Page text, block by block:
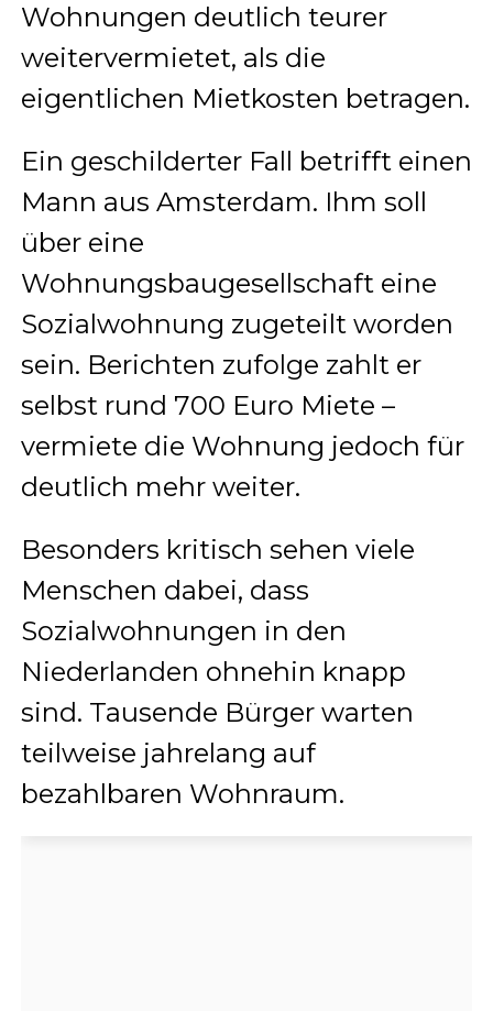
Wohnungen deutlich teurer
weitervermietet, als die
eigentlichen Mietkosten betragen.
Ein geschilderter Fall betrifft einen
Mann aus Amsterdam. Ihm soll
über eine
Wohnungsbaugesellschaft eine
Sozialwohnung zugeteilt worden
sein. Berichten zufolge zahlt er
selbst rund 700 Euro Miete –
vermiete die Wohnung jedoch für
deutlich mehr weiter.
Besonders kritisch sehen viele
Menschen dabei, dass
Sozialwohnungen in den
Niederlanden ohnehin knapp
sind. Tausende Bürger warten
teilweise jahrelang auf
bezahlbaren Wohnraum.